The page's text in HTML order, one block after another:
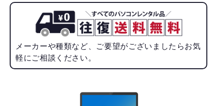
スマホレンタル（iPhone）
タブレットレンタル（iPad）
長期レンタル・大量導入
Windows 11移行
メーカーや種類など、ご要望がございましたらお気
軽にご相談ください。